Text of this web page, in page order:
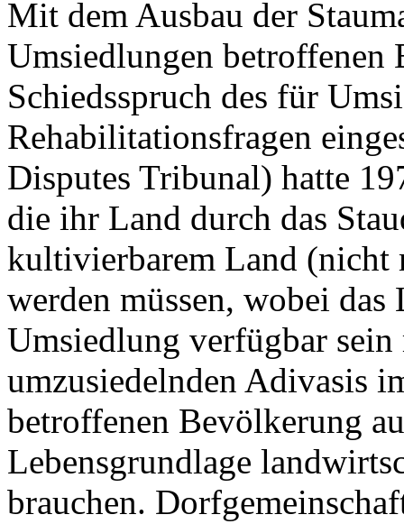
Mit dem Ausbau der
Umsiedlungen
Schiedsspruch des für
Rehabilitationsfragen
Disputes Tribunal) hatte
die ihr Land durch das
kultivierbarem Land (nicht
werden müssen, wobei
Umsiedlung verfügbar sein
umzusiedelnden Adivasis
betroffenen Bevölkerung
Lebensgrundlage
brauchen.